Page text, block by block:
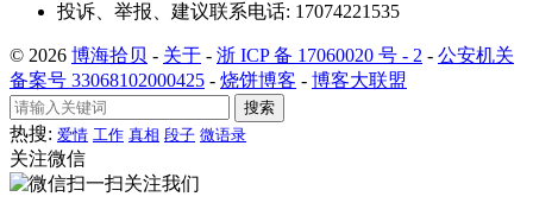
投诉、举报、建议联系电话: 17074221535
© 2026 博海拾贝 - 关于 - 浙 ICP 备 17060020 号 - 2 - 公安机关
备案号 33068102000425 - 烧饼博客 - 博客大联盟
搜索
热搜: 爱情 工作 真相 段子 微语录
关注微信